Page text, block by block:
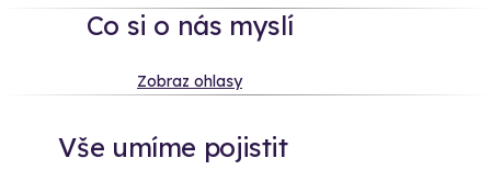
Co si o nás myslí
Zobraz ohlasy
Vše umíme pojistit